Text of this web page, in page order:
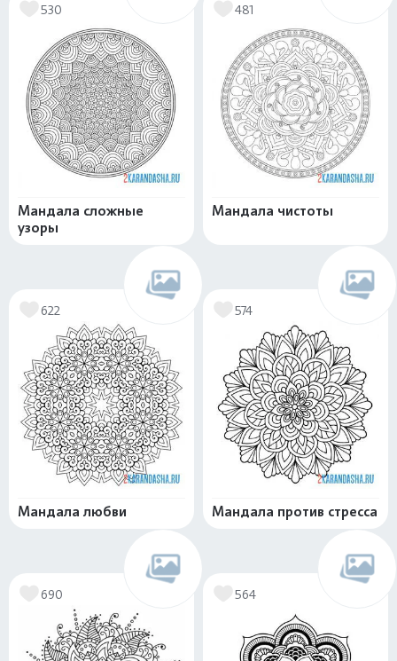
530
Мандала сложные
узоры
481
Мандала чистоты
622
Мандала любви
574
Мандала против стресса
690 564